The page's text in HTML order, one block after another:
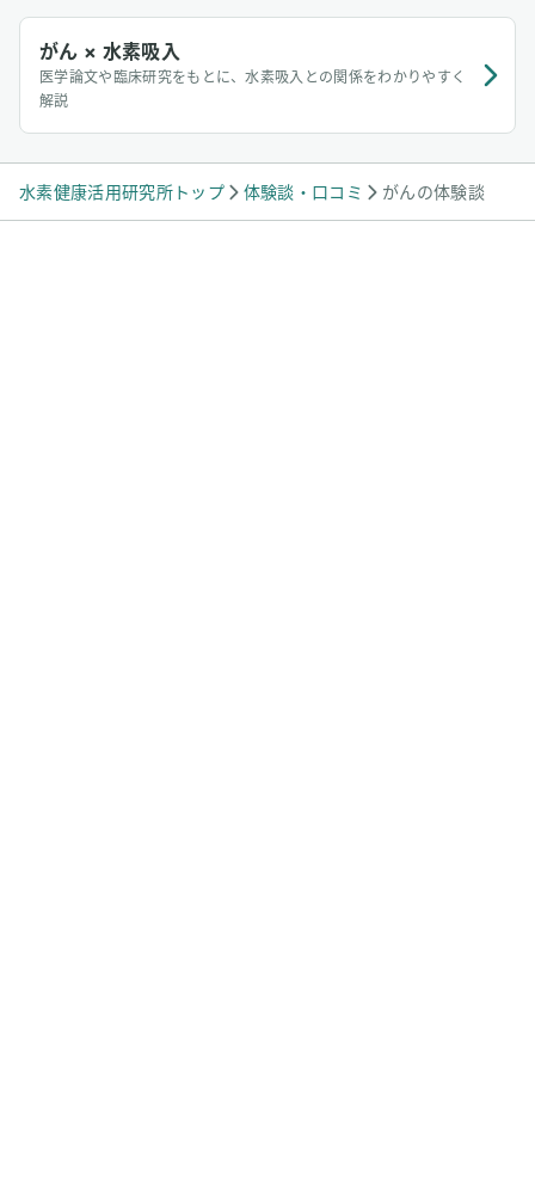
がん × 水素吸入
医学論文や臨床研究をもとに、水素吸入との関係をわかりやすく
解説
水素健康活用研究所トップ 体験談・口コミ がんの体験談